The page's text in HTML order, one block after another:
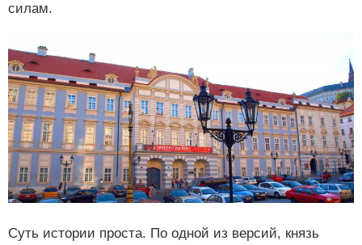
силам.
Суть истории проста. По одной из версий, князь